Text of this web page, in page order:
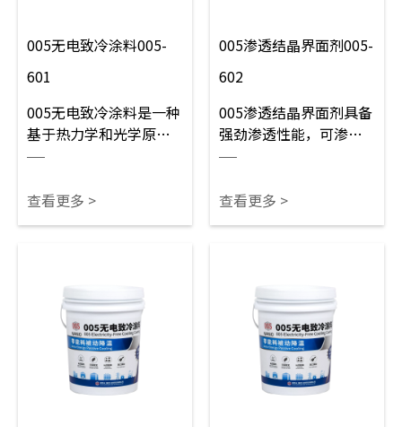
005无电致冷涂料005-
601
005无电致冷涂料是一种
基于热力学和光学原理
的高科技功能性涂层，
用大气窗口波段发射热
量，实现零能耗降温，
备、工业厂房等场景。
查看更多 >
005渗透结晶界面剂005-
602
005渗透结晶界面剂具备
强劲渗透性能，可渗入
混凝土内部形成致密结
缝，稳固松散基面。作
为优质打底材料，可大
于建筑墙体、屋面、地
坪等各类混凝土基层预
处理。
查看更多 >